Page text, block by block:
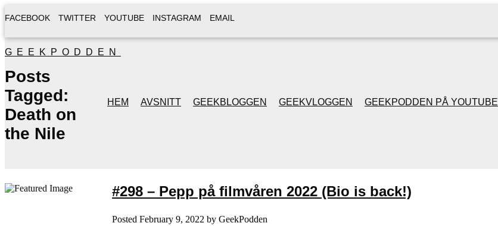
FACEBOOK TWITTER YOUTUBE INSTAGRAM EMAIL
GEEKPODDEN
HEM AVSNITT GEEKBLOGGEN GEEKVLOGGEN GEEKPODDEN PÅ YOUTUBE
& FILIPH
Posts
Tagged:
Death on
the Nile
#298 – Pepp på filmvåren 2022 (Bio is back!)
Posted February 9, 2022 by GeekPodden